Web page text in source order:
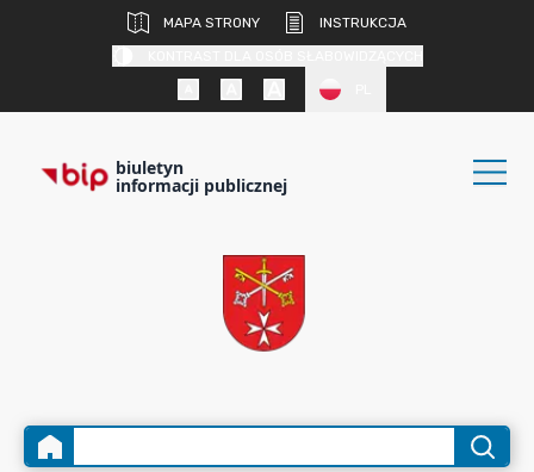
MAPA STRONY
INSTRUKCJA
biuletyn
informacji publicznej